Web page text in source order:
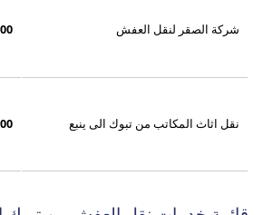
شركة الصقر لنقل العفش
نقل اثاث المكاتب من تبوك الى ينبع